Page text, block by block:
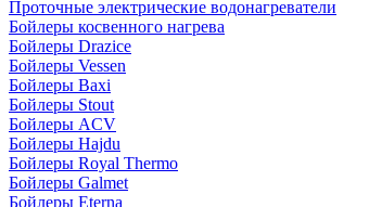
Проточные электрические водонагреватели
Бойлеры косвенного нагрева
Бойлеры Drazice
Бойлеры Vessen
Бойлеры Baxi
Бойлеры Stout
Бойлеры ACV
Бойлеры Hajdu
Бойлеры Royal Thermo
Бойлеры Galmet
Бойлеры Eterna